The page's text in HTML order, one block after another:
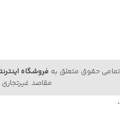
تمامی حقوق متعلق به فروشگاه
مقاصد
.